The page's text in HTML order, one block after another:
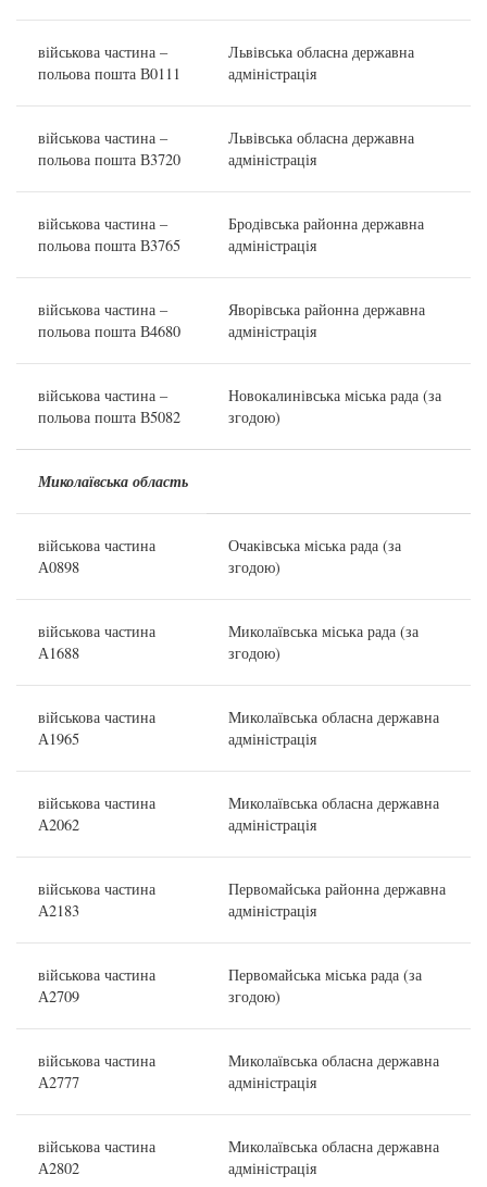
військова частина –
польова пошта В0111
Львівська обласна державна
адміністрація
військова частина –
польова пошта В3720
Львівська обласна державна
адміністрація
військова частина –
польова пошта В3765
Бродівська районна державна
адміністрація
військова частина –
польова пошта В4680
Яворівська районна державна
адміністрація
військова частина –
польова пошта В5082
Новокалинівська міська рада (за
згодою)
Миколаївська область
військова частина
А0898
Очаківська міська рада (за
згодою)
військова частина
А1688
Миколаївська міська рада (за
згодою)
військова частина
А1965
Миколаївська обласна державна
адміністрація
військова частина
А2062
Миколаївська обласна державна
адміністрація
військова частина
А2183
Первомайська районна державна
адміністрація
військова частина
А2709
Первомайська міська рада (за
згодою)
військова частина
А2777
Миколаївська обласна державна
адміністрація
військова частина
А2802
Миколаївська обласна державна
адміністрація